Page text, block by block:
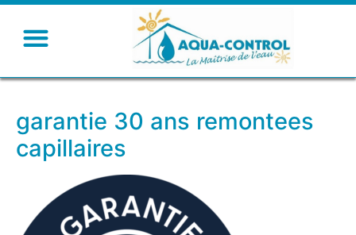
garantie 30 ans remontees
capillaires